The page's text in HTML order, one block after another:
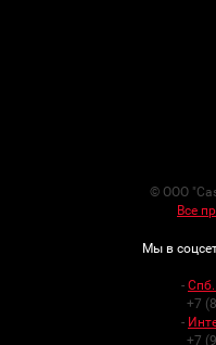
© ООО
Все
Мы в
-
+7
-
+7